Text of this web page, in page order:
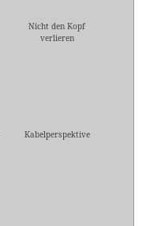
Nicht den Kopf
verlieren
Kabelperspektive